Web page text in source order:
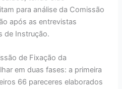
para análise da Comissão
após as entrevistas
de Instrução.
de Fixação da
em duas fases: a primeira
66 pareceres elaborados